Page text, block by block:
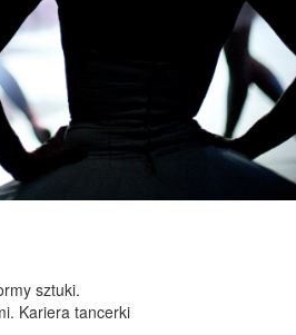
sztuki.
Kariera tancerki